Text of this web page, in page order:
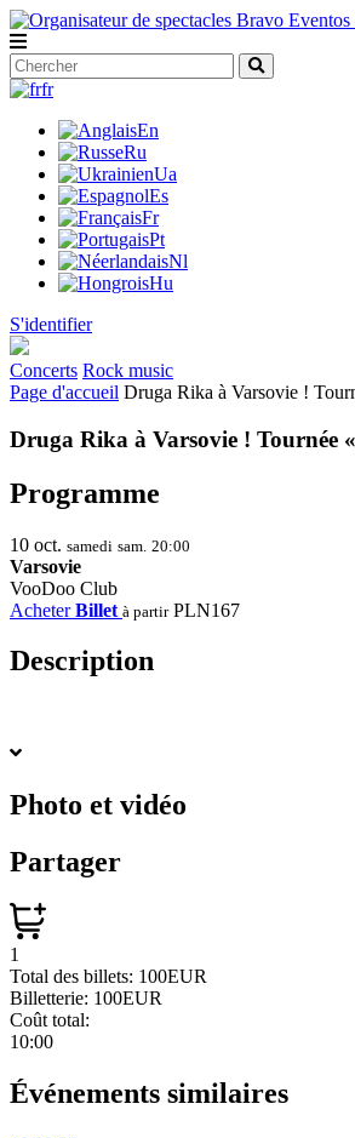
fr
En
Ru
Ua
Es
Fr
Pt
Nl
Hu
S'identifier
Concerts Rock music
Page d'accueil Druga Rika à Varsovie !
Druga Rika à Varsovie ! Tournée
Programme
10 oct. samedi sam. 20:00
Varsovie
VooDoo Club
AcheterBillet à partirPLN167
Description
Photo et vidéo
Partager
1
Total des billets: 100EUR
Billetterie: 100EUR
Coût total:
10:00
Événements similaires